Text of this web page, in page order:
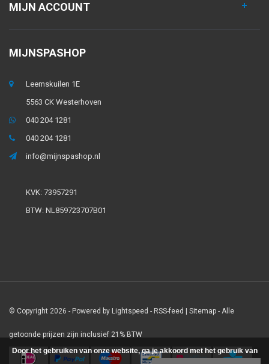
MIJN ACCOUNT
MIJNSPASHOP
Leemskuilen 1E
5563 CK Westerhoven
040 204 1281
040 204 1281
info@mijnspashop.nl
KVK: 73957291
BTW: NL859723707B01
© Copyright 2026 - Powered by Lightspeed - RSS-feed Sitemap - Alle
getoonde prijzen zijn inclusief 21% BTW
Door het gebruiken van onze website, ga je akkoord met het gebruik van